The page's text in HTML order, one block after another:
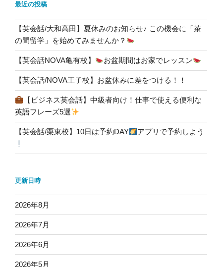
最近の投稿
【英会話/大和高田】夏休みのお知らせ♪ この機会に「茶
の間留学」を始めてみませんか？
【英会話NOVA亀有校】 お盆期間はお家でレッスン
【英会話/NOVA王子校】お盆休みに差をつける！！
【ビジネス英会話】中級者向け！仕事で使える便利な
英語フレーズ5選
【英会話/栗東校】10日は予約DAY アプリで予約しよう
更新日時
2026年8月
2026年7月
2026年6月
2026年5月